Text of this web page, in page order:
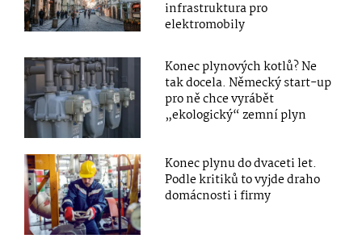
infrastruktura pro
elektromobily
Konec plynových kotlů? Ne
tak docela. Německý start-up
pro ně chce vyrábět
„ekologický“ zemní plyn
Konec plynu do dvaceti let.
Podle kritiků to vyjde draho
domácnosti i firmy